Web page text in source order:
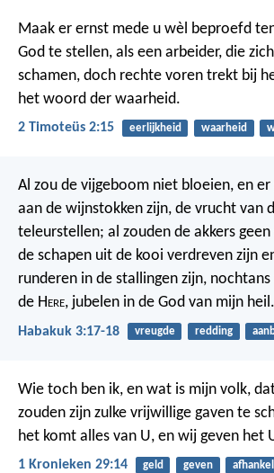
Maak er ernst mede u wèl beproefd
God te stellen, als een arbeider, die
schamen, doch rechte voren trekt bij
het woord der waarheid.
2 Timoteüs 2:15 eerlijkheid waarheid
Al zou de vijgeboom niet bloeien, en er
aan de wijnstokken zijn, de vrucht van
teleurstellen; al zouden de akkers
de schapen uit de kooi verdreven zijn
runderen in de stallingen zijn, nochtans
de Here, jubelen in de God van mijn heil.
Habakuk 3:17-18 vreugde redding
Wie toch ben ik, en wat is mijn volk,
zouden zijn zulke vrijwillige gaven te
het komt alles van U, en wij geven het
1 Kronieken 29:14 geld geven